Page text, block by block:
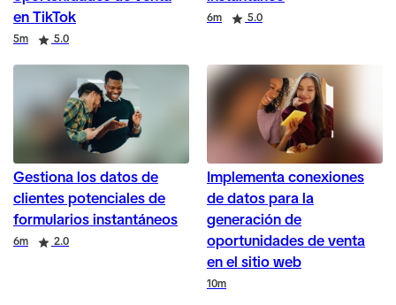
en TikTok
Duration
5m
Rating 5.0
Duration 6m
Rating 5.0
Gestiona los datos de
clientes potenciales de
formularios instantáneos
Duration
6m
Rating 2.0
Implementa conexiones
de datos para la
generación de
oportunidades de venta
en el sitio web
10m